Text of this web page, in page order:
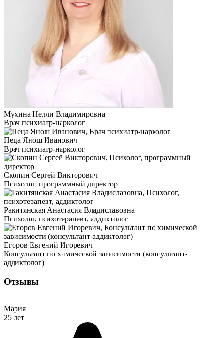
Мухина Нелли Владимировна
Врач психиатр-нарколог
Пеца Янош Иванович
Врач психиатр-нарколог
Скопин Сергей Викторович
Психолог, программный директор
Ракитянская Анастасия Владиславовна
Психолог, психотерапевт, аддиктолог
Егоров Евгений Игоревич
Консультант по химической зависимости (консультант-
аддиктолог)
Отзывы
Мария
25 лет